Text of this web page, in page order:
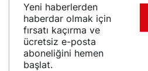
Yeni haberlerden
haberdar olmak için
fırsatı kaçırma ve
ücretsiz e-posta
aboneliğini hemen
başlat.